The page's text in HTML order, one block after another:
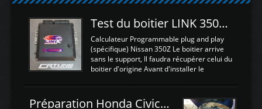
Test du boitier LINK 350Z Plugin ECU
Calculateur Programmable plug and play
(spécifique) Nissan 350Z Le boitier arrive
sans le support, Il faudra récupérer celui du
boitier d'origine Avant d'installer le
d'envoyer l'information de la large bande
Préparation Honda Civic Type R FK2